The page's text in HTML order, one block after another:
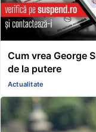
Cum vrea George
de la putere
Actualitate